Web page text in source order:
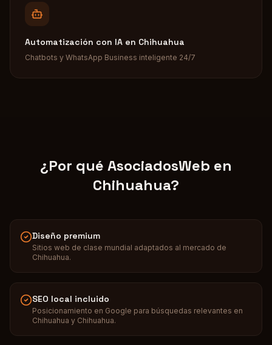
Automatización con IA en Chihuahua
Chatbots y WhatsApp Business inteligente 24/7
¿Por qué AsociadosWeb en
Chihuahua?
Diseño premium
Sitios web de clase mundial adaptados al mercado de
Chihuahua.
SEO local incluido
Posicionamiento en Google para búsquedas relevantes en
Chihuahua y Chihuahua.